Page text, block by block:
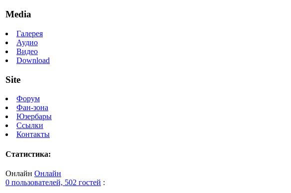
Media
Галерея
Аудио
Видео
Download
Site
Форум
Фан-зона
Юзербары
Ссылки
Контакты
Статистика:
Онлайн Онлайн
0 пользователей, 502 гостей :